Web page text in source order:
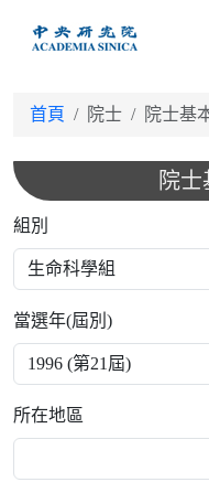
首頁 院士 院士基
院
組別
當選年(屆別)
所在地區